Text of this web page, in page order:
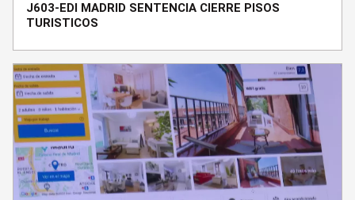
J603-EDI MADRID SENTENCIA CIERRE PISOS
TURISTICOS